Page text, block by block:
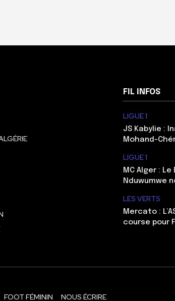
FIL INFOS
LIGUE 1
JS Kabylie :
Mohand-
LIGUE 1
MC Alger :
Nduwumwe
LES VERTS
Mercato :
course pour
FOOT FÉMININ NOUS ÉCRIRE